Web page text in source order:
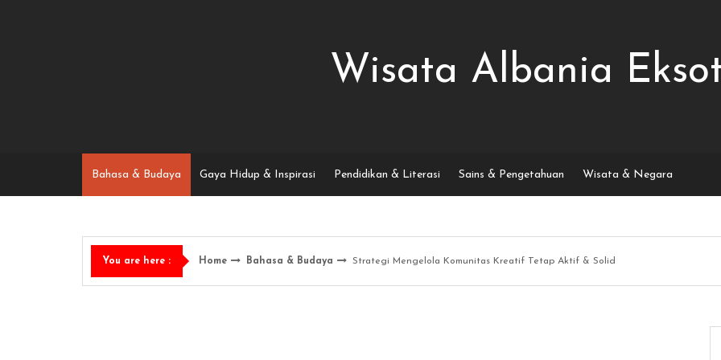
Wisata Albania
Bahasa & Budaya Gaya Hidup & Inspirasi Pendidikan & Literasi Sains & Pengetahuan Wisata & Negara
You are here : Home Bahasa & Budaya Strategi Mengelola Komunitas Kreatif Tetap Aktif & Solid